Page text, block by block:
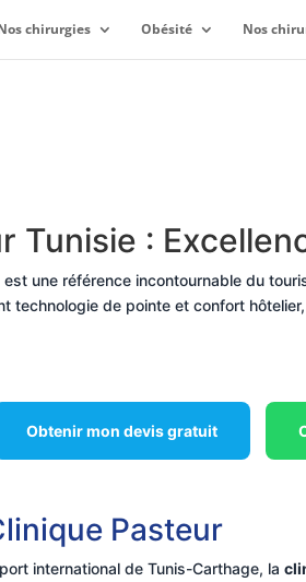
chirurgies Obésité Nos
Tunisie :
est une référence incontournable du
technologie de pointe et confort
Obtenir mon devis gratuit
Pasteur
international de Tunis-Carthage, la